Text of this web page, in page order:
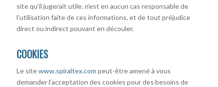
site qu’il jugerait utile. n’est en aucun cas responsable de
l’utilisation faite de ces informations, et de tout préjudice
direct ou indirect pouvant en découler.
COOKIES
Le sitewww.spiraltex.com peut-être amené à vous
demander l’acceptation des cookies pour des besoins de